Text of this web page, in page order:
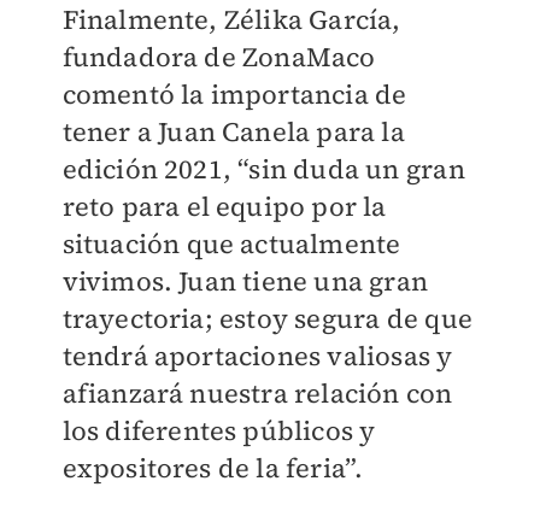
Finalmente, Zélika García,
fundadora de ZonaMaco
comentó la importancia de
tener a Juan Canela para la
edición 2021, “sin duda un gran
reto para el equipo por la
situación que actualmente
vivimos. Juan tiene una gran
trayectoria; estoy segura de que
tendrá aportaciones valiosas y
afianzará nuestra relación con
los diferentes públicos y
expositores de la feria”.